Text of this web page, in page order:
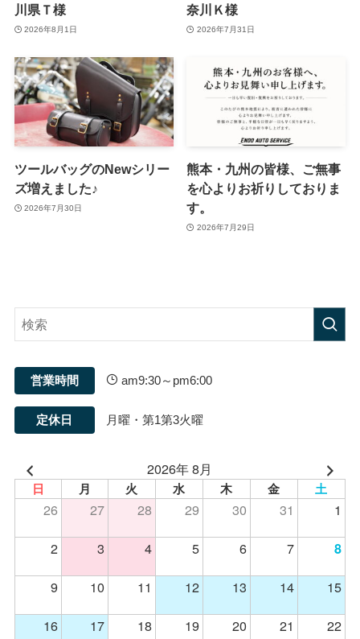
川県Ｔ様
2026年8月1日
奈川Ｋ様
2026年7月31日
ツールバッグのNewシリー
ズ増えました♪
2026年7月30日
熊本・九州の皆様、ご無事
を心よりお祈りしておりま
す。
2026年7月29日
営業時間 am9:30～pm6:00
定休日 月曜・第1第3火曜
2026年 8月
日 月 火 水 木 金 土
26 27 28 29 30 31
1
2
3 4 5 6 7 8
9 10 11 12 13 14
15
16
17 18 19 20 21
22